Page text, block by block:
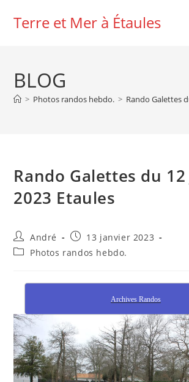
Terre et Mer à Étaules
BLOG
> Photos randos hebdo. > Rando Galettes
Rando Galettes du
2023 Etaules
Auteur/autrice
de
la
André
Publication
publiée :
13 janvier 2023
PostPhotos randos hebdo.
Archives Randos